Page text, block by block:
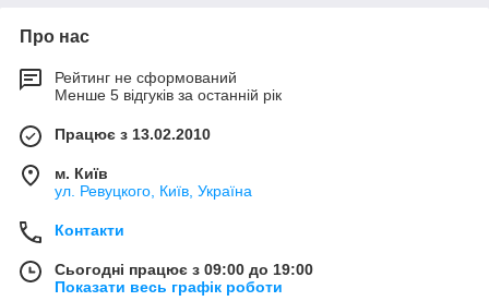
Про нас
Рейтинг не сформований
Менше 5 відгуків за останній рік
Працює з 13.02.2010
м. Київ
ул. Ревуцкого, Київ, Україна
Контакти
Сьогодні працює з 09:00 до 19:00
Показати весь графік роботи